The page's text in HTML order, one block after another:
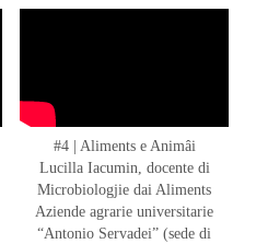
#4 | Aliments e Animâi
Lucilla Iacumin, docente di
Microbiologjie dai Aliments
Aziende agrarie universitarie
“Antonio Servadei” (sede di